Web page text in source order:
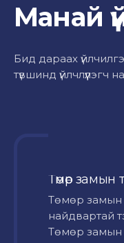
Манай
Бид дараах
түвшинд үйлчлүүлэгч
Төмөр замын
Төмөр замын
найдвартай
Төмөр замын